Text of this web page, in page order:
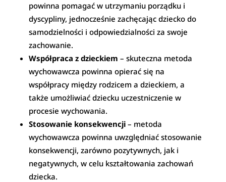
powinna pomagać w utrzymaniu porządku i
dyscypliny, jednocześnie zachęcając dziecko do
samodzielności i odpowiedzialności za swoje
zachowanie.
Współpraca z dzieckiem – skuteczna metoda
wychowawcza powinna opierać się na
współpracy między rodzicem a dzieckiem, a
także umożliwiać dziecku uczestniczenie w
procesie wychowania.
Stosowanie konsekwencji – metoda
wychowawcza powinna uwzględniać stosowanie
konsekwencji, zarówno pozytywnych, jak i
negatywnych, w celu kształtowania zachowań
dziecka.